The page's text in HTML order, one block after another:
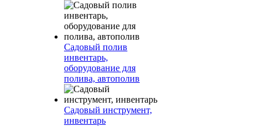
Садовый полив
инвентарь,
оборудование для
полива, автополив
Садовый инструмент,
инвентарь